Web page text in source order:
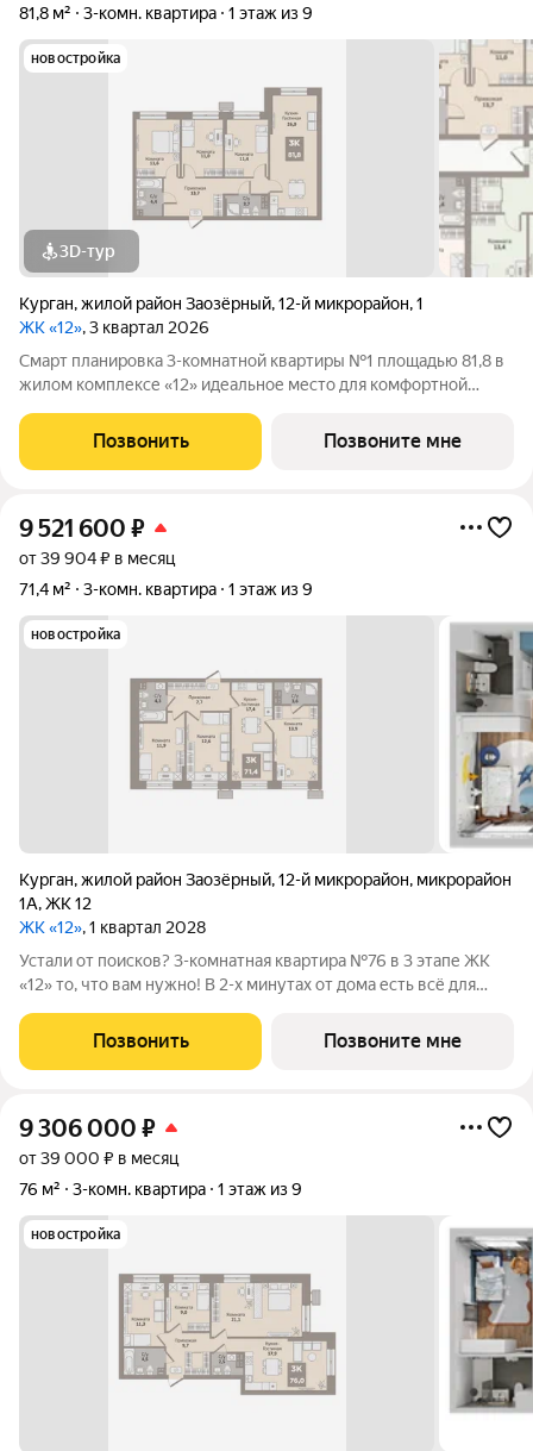
81,8 м²
3-комн. квартира 1 этаж из 9
новостройка
3D-тур
Курган,жилой район Заозёрный,12-й микрорайон,1
ЖК «12», 3 квартал 2026
Смарт планировка 3-комнатной квартиры №1 площадью 81,8 в
жилом комплексе «12» идеальное место для комфортной
уголок пропитан гармонией и спокойствием, а каждая деталь
интерьера создает
Позвонить Позвоните мне
9 521 600 ₽
от 39 904 ₽ в месяц
71,4 м²
3-комн. квартира 1 этаж из 9
новостройка
Курган,жилой район Заозёрный,12-й микрорайон, микрорайон
1А,ЖК 12
ЖК «12», 1 квартал 2028
Устали от поисков? 3-комнатная квартира №76 в 3 этапе ЖК
«12» то, что вам нужно! В 2-х минутах от дома есть всё для
выдачи, новый бассейн и Ледовый дворец. Общая площадь 71,4
м включает: -
Позвонить Позвоните мне
9 306 000 ₽
от 39 000 ₽ в месяц
76 м²
3-комн. квартира 1 этаж из 9
новостройка